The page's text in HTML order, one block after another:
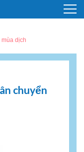
dịch
chuyển